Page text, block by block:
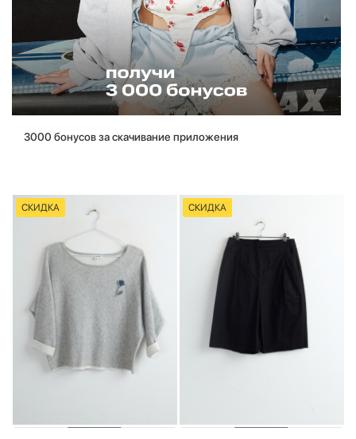
3000 бонусов за скачивание приложения
СКИДКА СКИДКА